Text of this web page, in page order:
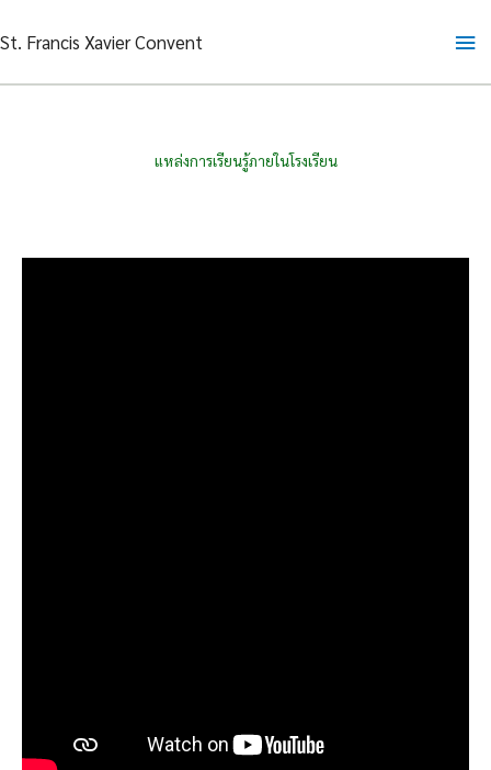
to
St. Francis Xavier Convent
แหล่งการเรียนรู้ภายในโรงเรียน